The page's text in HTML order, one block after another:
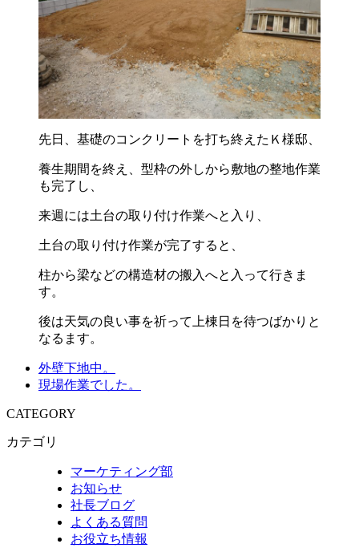
先日、基礎のコンクリートを打ち終えたＫ様邸、
養生期間を終え、型枠の外しから敷地の整地作業
も完了し、
来週には土台の取り付け作業へと入り、
土台の取り付け作業が完了すると、
柱から梁などの構造材の搬入へと入って行きま
す。
後は天気の良い事を祈って上棟日を待つばかりと
なるます。
外壁下地中。
現場作業でした。
CATEGORY
カテゴリ
マーケティング部
お知らせ
社長ブログ
よくある質問
お役立ち情報